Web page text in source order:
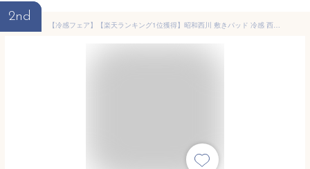
2nd
【冷感フェア】【楽天ランキング1位獲得】昭和西川 敷きパッド 冷感 西川 Q-MAX0.5でウルトラ接触冷感 超冷感ハイバウンド敷パッド ひんやり 敷パット クール シングル 100×205cm 冷感寝具 冷感マット 敷パット 夏 ひんやり 抗菌防臭 超強力 冷感敷きパッド